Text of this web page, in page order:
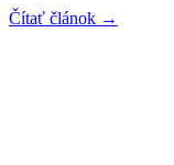
Čítať článok →